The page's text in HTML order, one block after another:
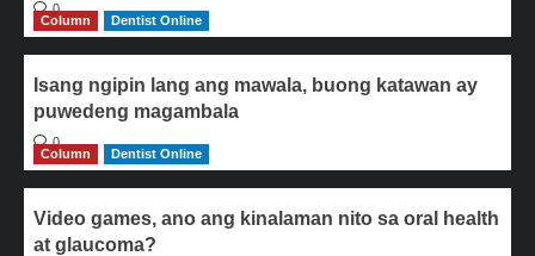
0
Column
Dentist Online
Isang ngipin lang ang mawala, buong katawan ay
puwedeng magambala
0
Column
Dentist Online
Video games, ano ang kinalaman nito sa oral health
at glaucoma?